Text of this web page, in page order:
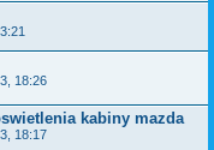
18:26
kabiny mazda
18:17